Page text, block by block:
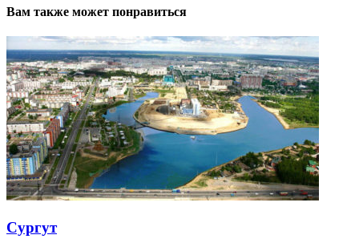
Вам также может понравиться
Сургут